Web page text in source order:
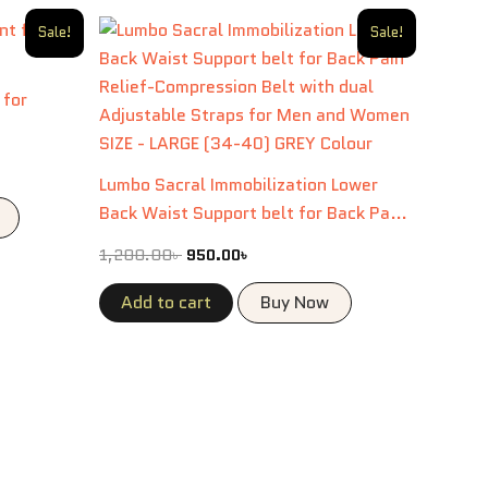
Sale!
for
Sale!
Lumbo Sacral Immobilization Lower
Back Waist Support belt for Back Pain
Adjustable Straps for Men and Women
| SIZE – LARGE (34-40)| GREY Colour|
1,200.00৳
Original
was:
1,200.00৳ .
950.00৳
Current
is:
950.00৳ .
Add to cart Buy Now